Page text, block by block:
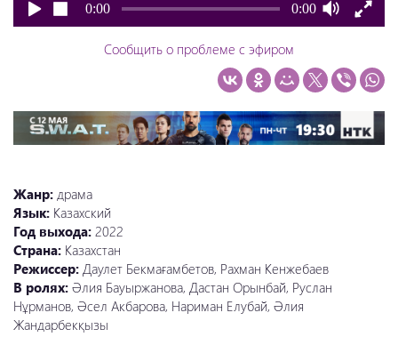
0:00 0:00
Сообщить о проблеме с эфиром
Жанр: драма
Язык: Казахский
Год выхода: 2022
Страна: Казахстан
Режиссер: Даулет Бекмағамбетов, Рахман Кенжебаев
В ролях: Әлия Бауыржанова, Дастан Орынбай, Руслан
Нұрманов, Әсел Акбарова, Нариман Елубай, Әлия
Жандарбекқызы